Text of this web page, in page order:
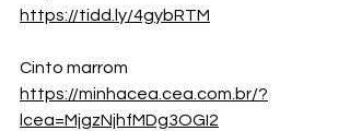
https://tidd.ly/4gybRTM
Cinto marrom
https://minhacea.cea.com.br/?
lcea=MjgzNjhfMDg3OGI2